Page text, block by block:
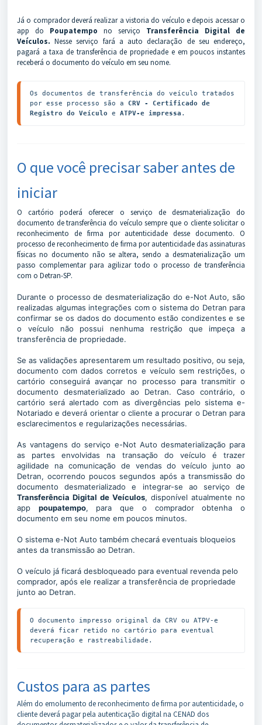
Já o comprador deverá realizar a vistoria do veículo e depois acessar o
app do Poupatempo no serviço Transferência Digital de
Veículos.Nesse serviço fará a auto declaração de seu endereço,
pagará a taxa de transferência de propriedade e em poucos instantes
receberá o documento do veículo em seu nome.
Os documentos de transferência do veículo tratados
por esse processo são a CRV - Certificado de
Registro do Veículo e ATPV-e impressa .
O que você precisar saber antes de
iniciar
O cartório poderá oferecer o serviço de desmaterialização do
documento de transferência do veículo sempre que o cliente solicitar o
reconhecimento de firma por autenticidade desse documento. O
processo de reconhecimento de firma por autenticidade das assinaturas
físicas no documento não se altera, sendo a desmaterialização um
passo complementar para agilizar todo o processo de transferência
com o Detran-SP.
Durante o processo de desmaterialização do e-Not Auto, são
realizadas algumas integrações com o sistema do Detran para
confirmar se os dados do documento estão condizentes e se
o veículo não possui nenhuma restrição que impeça a
transferência de propriedade.
Se as validações apresentarem um resultado positivo, ou seja,
documento com dados corretos e veículo sem restrições, o
cartório conseguirá avançar no processo para transmitir o
documento desmaterializado ao Detran. Caso contrário, o
cartório será alertado com as divergências pelo sistema e-
Notariado e deverá orientar o cliente a procurar o Detran para
esclarecimentos e regularizações necessárias.
As vantagens do serviço e-Not Auto desmaterialização para
as partes envolvidas na transação do veículo é trazer
agilidade na comunicação de vendas do veículo junto ao
Detran, ocorrendo poucos segundos após a transmissão do
documento desmaterializado e integrar-se ao serviço de
Transferência Digital de Veículos, disponível atualmente no
app poupatempo, para que o comprador obtenha o
documento em seu nome em poucos minutos.
O sistema e-Not Auto também checará eventuais bloqueios
antes da transmissão ao Detran.
O veículo já ficará desbloqueado para eventual revenda pelo
comprador, após ele realizar a transferência de propriedade
junto ao Detran.
O documento impresso original da CRV ou ATPV-e
deverá ficar retido no cartório para eventual
recuperação e rastreabilidade.
Custos para as partes
Além do emolumento de reconhecimento de firma por autenticidade, o
cliente deverá pagar pela autenticação digital na CENAD dos